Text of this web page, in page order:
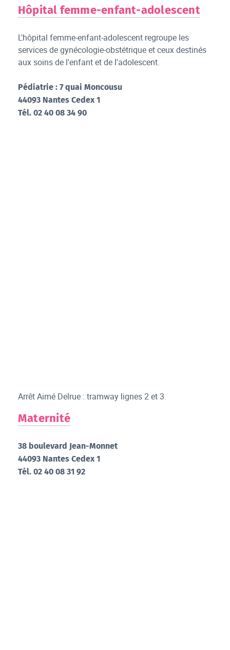
Hôpital femme-enfant-adolescent
L'hôpital femme-enfant-adolescent regroupe les
services de gynécologie-obstétrique et ceux destinés
aux soins de l'enfant et de l'adolescent.
Pédiatrie : 7 quai Moncousu
44093 Nantes Cedex 1
Tél. 02 40 08 34 90
Arrêt Aimé Delrue : tramway lignes 2 et 3.
Maternité
38 boulevard Jean-Monnet
44093 Nantes Cedex 1
Tél. 02 40 08 31 92